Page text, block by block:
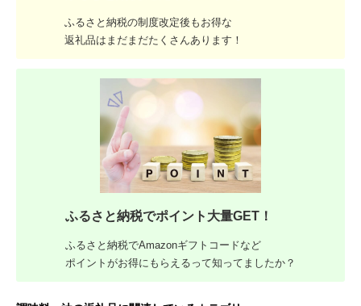
ふるさと納税の制度改定後もお得な
返礼品はまだまだたくさんあります！
ふるさと納税でポイント大量GET！
ふるさと納税でAmazonギフトコードなど
ポイントがお得にもらえるって知ってましたか？